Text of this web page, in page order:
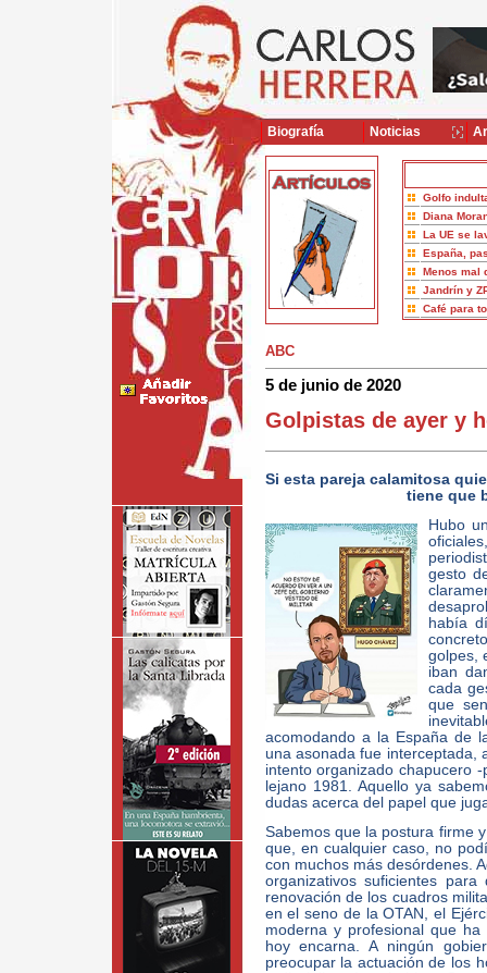
Golfo
Diana
La UE se
España,
Menos mal
Jandrín y
Café para
ABC
5 de junio de 2020
Golpistas de ayer y
Si esta pareja calamitosa
tiene que
Hubo
gesto
había
golpes,
iban
cada
que
acomodando a la España de
una asonada fue interceptada,
intento organizado chapucero
lejano 1981. Aquello ya
dudas acerca del papel que
Sabemos que la postura firme
que, en cualquier caso, no
con muchos más desórdenes.
organizativos suficientes
renovación de los cuadros
en el seno de la OTAN, el
moderna y profesional que
hoy encarna. A ningún
preocupar la actuación de los
Biografía Noticias